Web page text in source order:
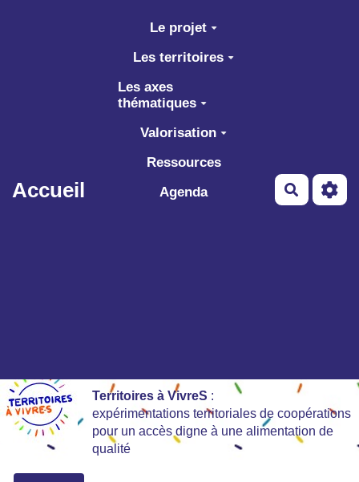
Aller au contenu principal
Accueil
Le projet
Les territoires
Les axes
thématiques
Valorisation
Ressources
Agenda
Territoires à VivreS :
expérimentations territoriales de coopérations
pour un accès digne à une alimentation de
qualité